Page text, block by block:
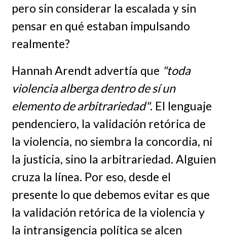
pero sin considerar la escalada y sin
pensar en qué estaban impulsando
realmente?
Hannah Arendt advertía que "toda
violencia alberga dentro de sí un
elemento de arbitrariedad". El lenguaje
pendenciero, la validación retórica de
la violencia, no siembra la concordia, ni
la justicia, sino la arbitrariedad. Alguien
cruza la línea. Por eso, desde el
presente lo que debemos evitar es que
la validación retórica de la violencia y
la intransigencia política se alcen